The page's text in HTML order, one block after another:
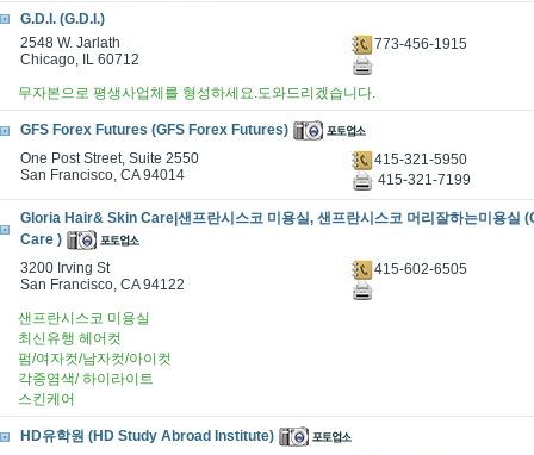
G.D.I. (G.D.I.)
2548 W. Jarlath
Chicago, IL 60712
773-456-1915
무자본으로 평생사업체를 형성하세요.도와드리겠습니다.
GFS Forex Futures (GFS Forex Futures)
One Post Street, Suite 2550
San Francisco, CA 94014
415-321-5950
415-321-7199
Gloria Hair& Skin Care|샌프란시스코 미용실, 샌프란시스코 머리잘하는미용실
Care )
3200 Irving St
San Francisco, CA 94122
415-602-6505
샌프란시스코 미용실
최신유행 헤어컷
펌/여자컷/남자컷/아이컷
각종염색/ 하이라이트
스킨케어
HD유학원 (HD Study Abroad Institute)